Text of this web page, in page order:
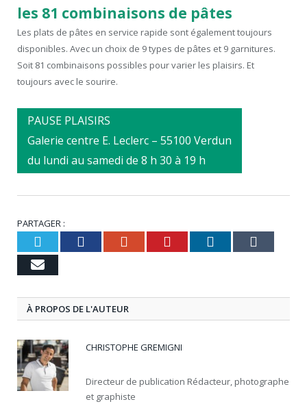
les 81 combinaisons de pâtes
Les plats de pâtes en service rapide sont également toujours
disponibles. Avec un choix de 9 types de pâtes et 9 garnitures.
Soit 81 combinaisons possibles pour varier les plaisirs. Et
toujours avec le sourire.
PAUSE PLAISIRS
Galerie centre E. Leclerc – 55100 Verdun
du lundi au samedi de 8 h 30 à 19 h
PARTAGER :
TwitterFacebookGoogle+Pinterest
LinkedIn
Email
À PROPOS DE L'AUTEUR
CHRISTOPHE GREMIGNI
Directeur de publication Rédacteur, photographe
et graphiste